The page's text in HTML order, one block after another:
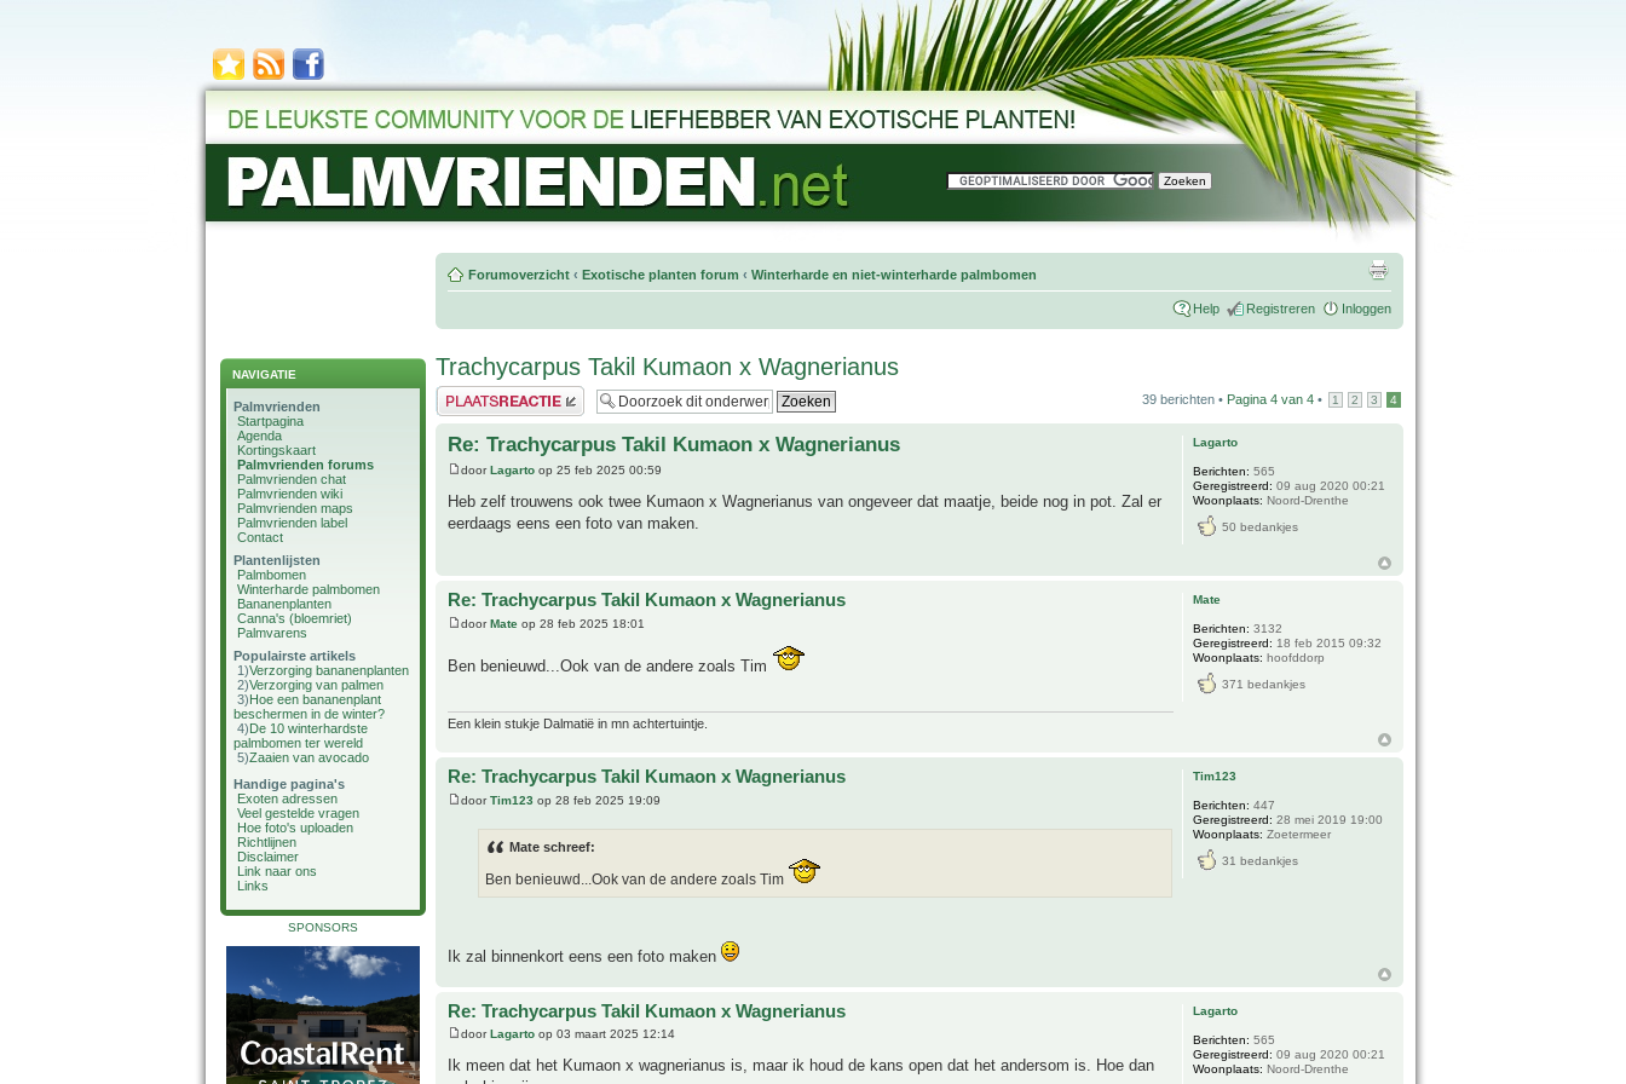
NAVIGATIE
Palmvrienden
Startpagina
Agenda
Kortingskaart
Palmvrienden forums
Palmvrienden chat
Palmvrienden wiki
Palmvrienden maps
Palmvrienden label
Contact
Plantenlijsten
Palmbomen
Winterharde palmbomen
Bananenplanten
Canna's (bloemriet)
Palmvarens
Populairste artikels
1)Verzorging bananenplanten
2)Verzorging van palmen
3)Hoe een bananenplant
beschermen in de winter?
4)De 10 winterhardste
palmbomen ter wereld
5)Zaaien van avocado
Handige pagina's
Exoten adressen
Veel gestelde vragen
Hoe foto's uploaden
Richtlijnen
Disclaimer
Link naar ons
Links
SPONSORS
Forumoverzicht ‹ Exotische planten forum ‹ Winterharde en niet-winterharde palmbomen
Help Registreren Inloggen
Trachycarpus Takil Kumaon x Wagnerianus
Plaats een reactie 39 berichten • Pagina 4 van 4 • 1 2 3 4
Re: Trachycarpus Takil Kumaon x Wagnerianus
doorLagarto op 25 feb 2025 00:59
Heb zelf trouwens ook twee Kumaon x Wagnerianus van ongeveer dat maatje, beide nog in pot. Zal er
eerdaags eens een foto van maken.
Lagarto
Berichten: 565
Geregistreerd: 09 aug 2020 00:21
Woonplaats: Noord-Drenthe
50 bedankjes
Re: Trachycarpus Takil Kumaon x Wagnerianus
doorMate op 28 feb 2025 18:01
Ben benieuwd...Ook van de andere zoals Tim
Een klein stukje Dalmatië in mn achtertuintje.
Mate
Berichten: 3132
Geregistreerd: 18 feb 2015 09:32
Woonplaats: hoofddorp
371 bedankjes
Re: Trachycarpus Takil Kumaon x Wagnerianus
doorTim123 op 28 feb 2025 19:09
Mate schreef:
Ben benieuwd...Ook van de andere zoals Tim
Ik zal binnenkort eens een foto maken
Tim123
Berichten: 447
Geregistreerd: 28 mei 2019 19:00
Woonplaats: Zoetermeer
31 bedankjes
Re: Trachycarpus Takil Kumaon x Wagnerianus
door Lagarto op 03 maart 2025 12:14
Ik meen dat het Kumaon x wagnerianus is, maar ik houd de kans open dat het andersom is. Hoe dan
Lagarto
Berichten: 565
Geregistreerd: 09 aug 2020 00:21
Woonplaats: Noord-Drenthe